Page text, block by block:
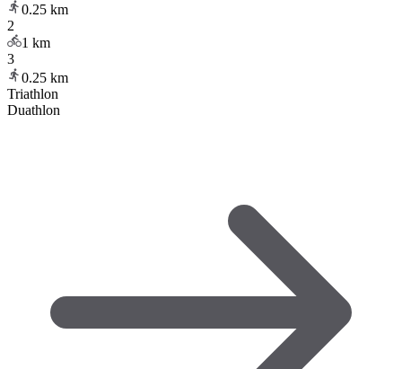
0.25 km
2
1 km
3
0.25 km
Triathlon
Duathlon